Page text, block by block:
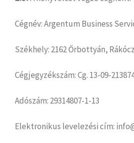
Cégnév: Argentum Business
Székhely: 2162 Őrbottyán,
Cégjegyzékszám: Cg. 13-09-
Adószám: 29314807-1-13
Elektronikus levelezési cím: